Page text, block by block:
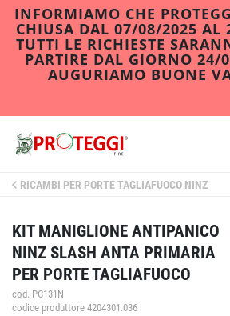
INFORMIAMO CHE
CHIUSA DAL 07/08/2025 AL
TUTTI LE RICHIESTE
PARTIRE DAL GIORNO 24/
AUGURIAMO BUONE
RICAMBI PER PORTE TAGLIAFUOCO NINZ
KIT MANIGLIONE ANTIPANICO
NINZ SLASH ANTA PRIMARIA
PER PORTE TAGLIAFUOCO
cod. PC131N
codice produttore 4204301.036